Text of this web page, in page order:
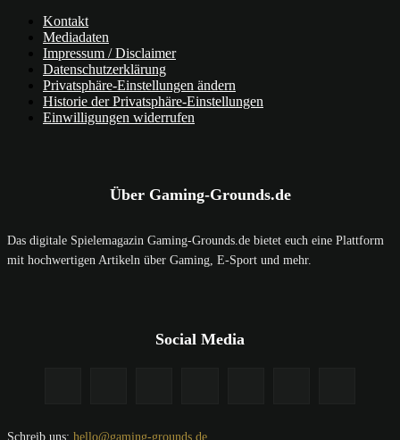
Kontakt
Mediadaten
Impressum / Disclaimer
Datenschutzerklärung
Privatsphäre-Einstellungen ändern
Historie der Privatsphäre-Einstellungen
Einwilligungen widerrufen
Über Gaming-Grounds.de
Das digitale Spielemagazin Gaming-Grounds.de bietet euch eine Plattform
mit hochwertigen Artikeln über Gaming, E-Sport und mehr.
Social Media
Schreib uns: hello@gaming-grounds.de